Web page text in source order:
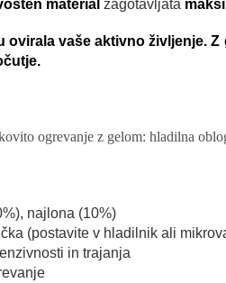
material zagotavljata
ovirala vaše aktivno življenje.
najlona (10%)
(postavite v hladilnik ali
in trajanja